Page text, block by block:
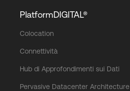
PlatformDIGITAL®
Colocation
Connettività
Hub di Approfondimenti sui Dati
Pervasive Datacenter Architecture